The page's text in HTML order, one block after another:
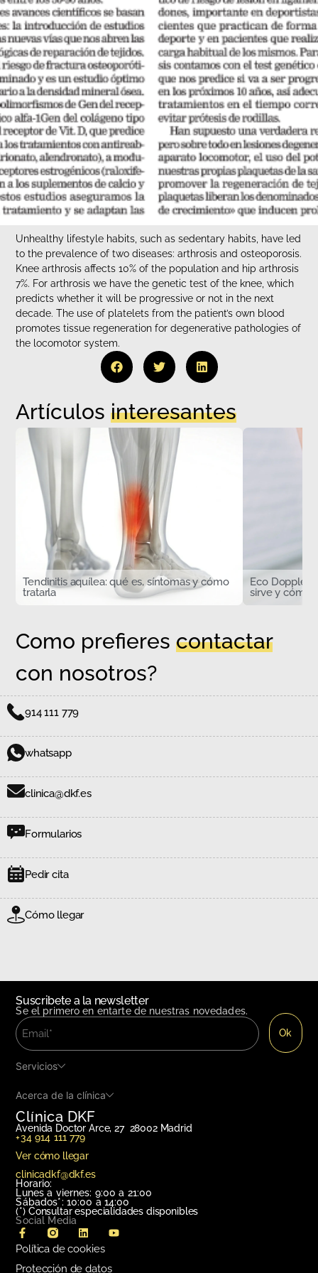
Unhealthy lifestyle habits, such as sedentary habits, have led
to the prevalence of two diseases: arthrosis and osteoporosis.
Knee arthrosis affects 10% of the population and hip arthrosis
7%. For arthrosis we have the genetic test of the knee, which
predicts whether it will be progressive or not in the next
decade. The use of platelets from the patient’s own blood
promotes tissue regeneration for degenerative pathologies of
the locomotor system.
Artículosinteresantes
Tendinitis aquílea: qué es, síntomas y cómo
tratarla
Eco Doppler
sirve y cómo
Como prefierescontactar
con nosotros?
914 111 779
whatsapp
clinica@dkf.es
Formularios
Pedir cita
Cómo llegar
Clínica DKF
Avenida Doctor Arce, 27 28002 Madrid
+34 914 111 779
Ver cómo llegar
clinicadkf@dkf.es
Horario:
Lunes a viernes: 9:00 a 21:00
Sábados*: 10:00 a 14:00
(*) Consultar especialidades disponibles
Social Media
Suscribete a la newsletter
Se el primero en entarte de nuestras novedades.
Servicios
Acerca de la clínica
Política de cookies
Protección de datos